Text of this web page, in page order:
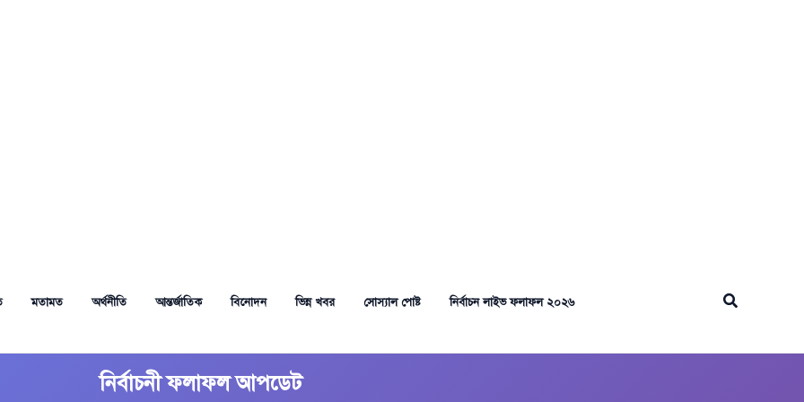
মতামত অর্থনীতি আন্তর্জাতিক বিনোদন ভিন্ন খবর সোস্যাল পোষ্ট নির্বাচন লাইভ ফলাফল ২০২৬ Search
নির্বাচনী ফলাফল আপডেট